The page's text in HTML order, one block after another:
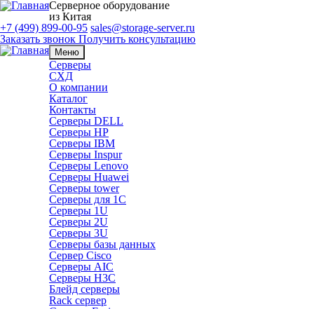
Серверное оборудование
из Китая
+7 (499) 899-00-95 sales@storage-server.ru
Заказать звонок Получить консультацию
Меню
Серверы
СХД
О компании
Каталог
Контакты
Серверы DELL
Серверы HP
Серверы IBM
Серверы Inspur
Серверы Lenovo
Серверы Huawei
Серверы tower
Серверы для 1C
Серверы 1U
Серверы 2U
Серверы 3U
Серверы базы данных
Сервер Cisco
Серверы AIC
Серверы H3C
Блейд серверы
Rack сервер